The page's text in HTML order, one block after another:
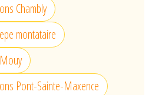
Chambly
montataire
Pont-Sainte-Maxence